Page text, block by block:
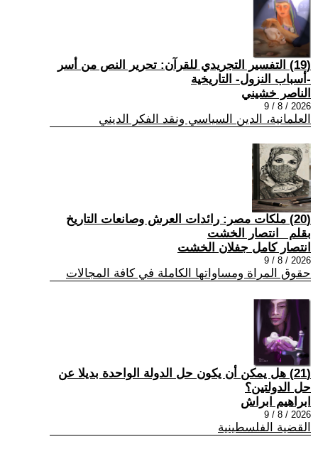
(19) التفسير التجريدي للقرآن: تحرير النص من أسر
-أسباب النزول- التاريخية
الناصر خشيني
2026 / 8 / 9
العلمانية، الدين السياسي ونقد الفكر الديني
(20) ملكات مصر: رائدات العرش وصانعات التاريخ
بقلم _انتصار الخشت
انتصار كامل جفلان الخشت
2026 / 8 / 9
حقوق المراة ومساواتها الكاملة في كافة المجالات
(21) هل يمكن أن يكون حل الدولة الواحدة بديلا عن
حل الدولتين؟
ابراهيم ابراش
2026 / 8 / 9
القضية الفلسطينية